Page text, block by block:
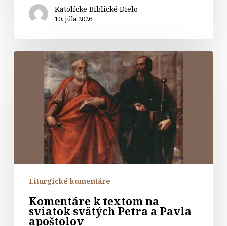
Katolícke Biblické Dielo
10. júla 2026
Komentáre
textom
sviatok
svätých
Pavla
apoštolov
Liturgické komentáre
Komentáre k textom na
sviatok svätých Petra a Pavla
apoštolov